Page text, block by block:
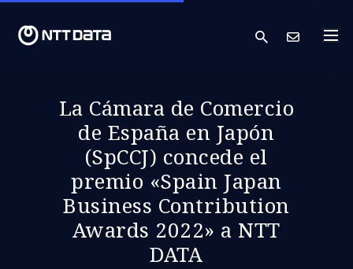
search
La Cámara de Comercio
de España en Japón
(SpCCJ) concede el
premio «Spain Japan
Business Contribution
Awards 2022» a NTT
DATA